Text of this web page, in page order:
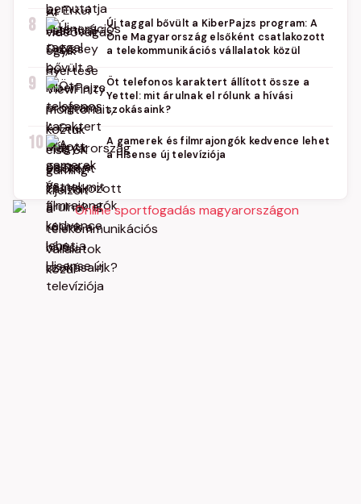
8
Új taggal bővült a KiberPajzs program: A
One Magyarország elsőként csatlakozott
a telekommunikációs vállalatok közül
9
Öt telefonos karaktert állított össze a
Yettel: mit árulnak el rólunk a hívási
szokásaink?
10
A gamerek és filmrajongók kedvence lehet
a Hisense új televíziója